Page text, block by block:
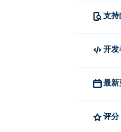
支
开
最
评分